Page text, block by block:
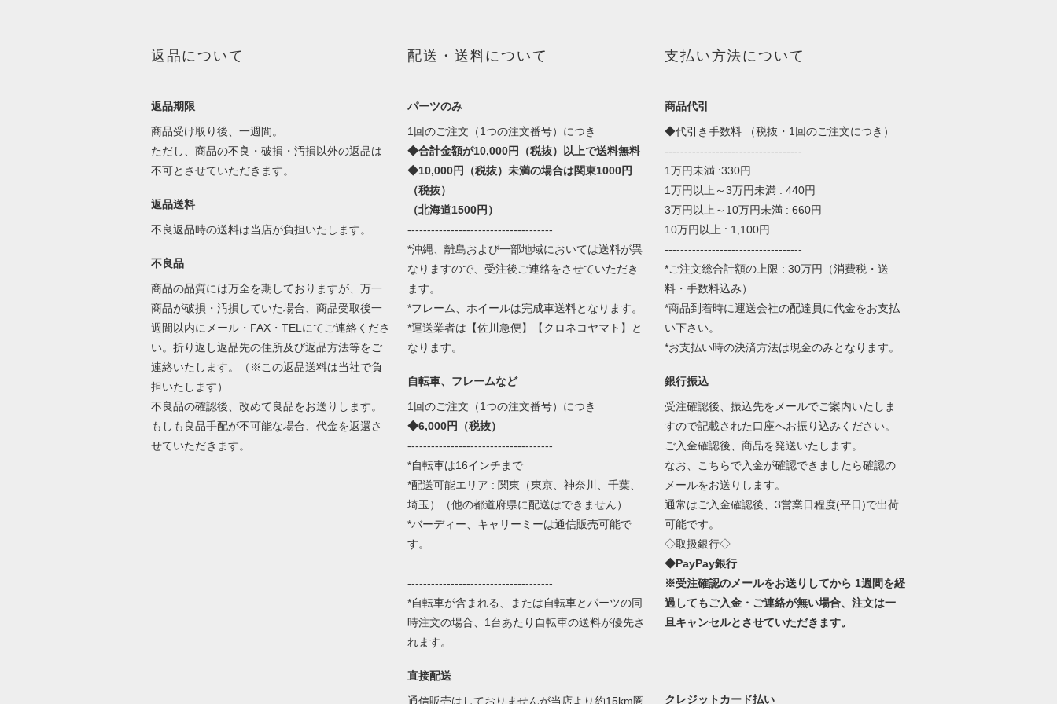
返品について
返品期限
商品受け取り後、一週間。
ただし、商品の不良・破損・汚損以外の返品は
不可とさせていただきます。
返品送料
不良返品時の送料は当店が負担いたします。
不良品
商品の品質には万全を期しておりますが、万一
商品が破損・汚損していた場合、商品受取後一
週間以内にメール・FAX・TELにてご連絡くださ
い。折り返し返品先の住所及び返品方法等をご
連絡いたします。（※この返品送料は当社で負
担いたします）
不良品の確認後、改めて良品をお送りします。
もしも良品手配が不可能な場合、代金を返還さ
せていただきます。
配送・送料について
パーツのみ
1回のご注文（1つの注文番号）につき
◆合計金額が10,000円（税抜）以上で送料無料
◆10,000円（税抜）未満の場合は関東1000円
（税抜）
（北海道1500円）
-------------------------------------
*沖縄、離島および一部地域においては送料が異
なりますので、受注後ご連絡をさせていただき
ます。
*フレーム、ホイールは完成車送料となります。
*運送業者は【佐川急便】【クロネコヤマト】と
なります。
自転車、フレームなど
1回のご注文（1つの注文番号）につき
◆6,000円（税抜）
-------------------------------------
*自転車は16インチまで
*配送可能エリア : 関東（東京、神奈川、千葉、
埼玉）（他の都道府県に配送はできません）
*バーディー、キャリーミーは通信販売可能で
す。
-------------------------------------
*自転車が含まれる、または自転車とパーツの同
時注文の場合、1台あたり自転車の送料が優先さ
れます。
直接配送
通信販売はしておりませんが当店より約15km圏
支払い方法について
商品代引
◆代引き手数料 （税抜・1回のご注文につき）
-----------------------------------
1万円未満 :330円
1万円以上～3万円未満 : 440円
3万円以上～10万円未満 : 660円
10万円以上 : 1,100円
-----------------------------------
*ご注文総合計額の上限 : 30万円（消費税・送
料・手数料込み）
*商品到着時に運送会社の配達員に代金をお支払
い下さい。
*お支払い時の決済方法は現金のみとなります。
銀行振込
受注確認後、振込先をメールでご案内いたしま
すので記載された口座へお振り込みください。
ご入金確認後、商品を発送いたします。
なお、こちらで入金が確認できましたら確認の
メールをお送りします。
通常はご入金確認後、3営業日程度(平日)で出荷
可能です。
◇取扱銀行◇
◆PayPay銀行
※受注確認のメールをお送りしてから 1週間を経
過してもご入金・ご連絡が無い場合、注文は一
旦キャンセルとさせていただきます。
クレジットカード払い